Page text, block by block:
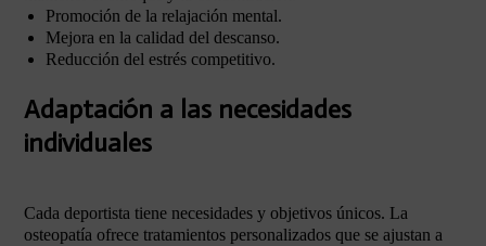
Promoción de la relajación mental.
Mejora en la calidad del descanso.
Reducción del estrés competitivo.
Adaptación a las necesidades
individuales
Cada deportista tiene necesidades y objetivos únicos. La
osteopatía ofrece tratamientos personalizados que se ajustan a